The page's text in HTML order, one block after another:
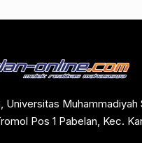
Universitas Muhammadiyah
Pos 1 Pabelan, Kec.